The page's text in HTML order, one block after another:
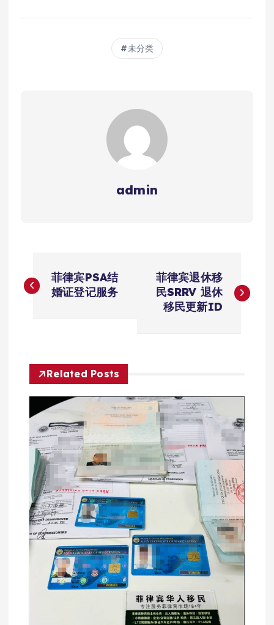
未分类
admin
章
航
菲律宾PSA结
婚证登记服务
菲律宾退休移
民SRRV 退休
移民更新ID
Related Posts